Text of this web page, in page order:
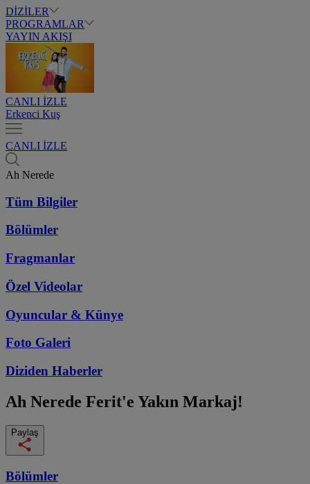
DİZİLER
PROGRAMLAR
YAYIN AKIŞI
CANLI İZLE
Erkenci Kuş
CANLI İZLE
Ah Nerede
Tüm Bilgiler
Bölümler
Fragmanlar
Özel Videolar
Oyuncular & Künye
Foto Galeri
Diziden Haberler
Ah Nerede Ferit'e Yakın Markaj!
Paylaş
Bölümler